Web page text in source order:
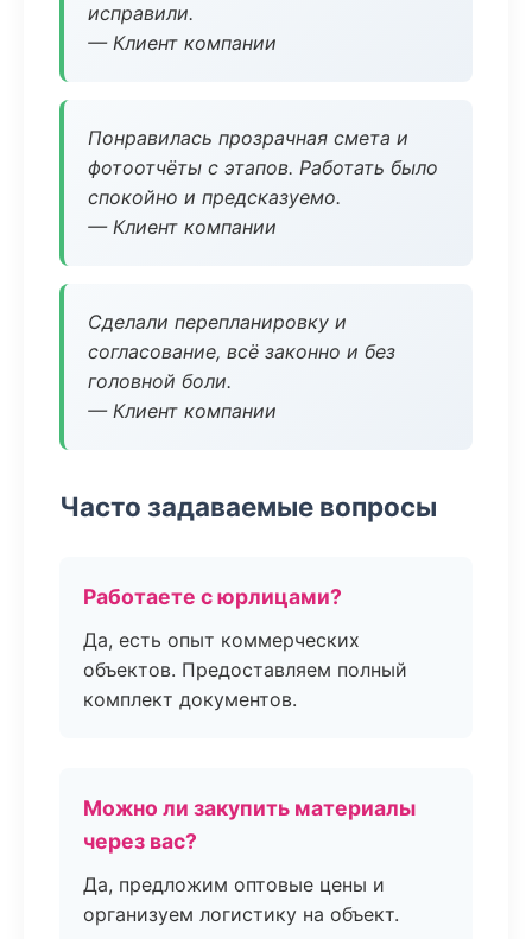
исправили.
— Клиент компании
Понравилась прозрачная смета и
фотоотчёты с этапов. Работать было
спокойно и предсказуемо.
— Клиент компании
Сделали перепланировку и
согласование, всё законно и без
головной боли.
— Клиент компании
Часто задаваемые вопросы
Работаете с юрлицами?
Да, есть опыт коммерческих
объектов. Предоставляем полный
комплект документов.
Можно ли закупить материалы
через вас?
Да, предложим оптовые цены и
организуем логистику на объект.